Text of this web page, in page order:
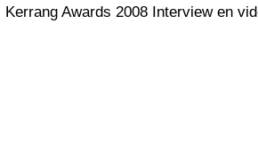
Kerrang Awards 2008 Interview en